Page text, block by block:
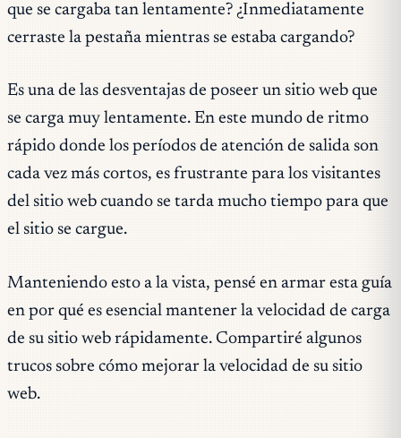
que se cargaba tan lentamente? ¿Inmediatamente
cerraste la pestaña mientras se estaba cargando?
Es una de las desventajas de poseer un sitio web que
se carga muy lentamente. En este mundo de ritmo
rápido donde los períodos de atención de salida son
cada vez más cortos, es frustrante para los visitantes
del sitio web cuando se tarda mucho tiempo para que
el sitio se cargue.
Manteniendo esto a la vista, pensé en armar esta guía
en por qué es esencial mantener la velocidad de carga
de su sitio web rápidamente. Compartiré algunos
trucos sobre cómo mejorar la velocidad de su sitio
web.